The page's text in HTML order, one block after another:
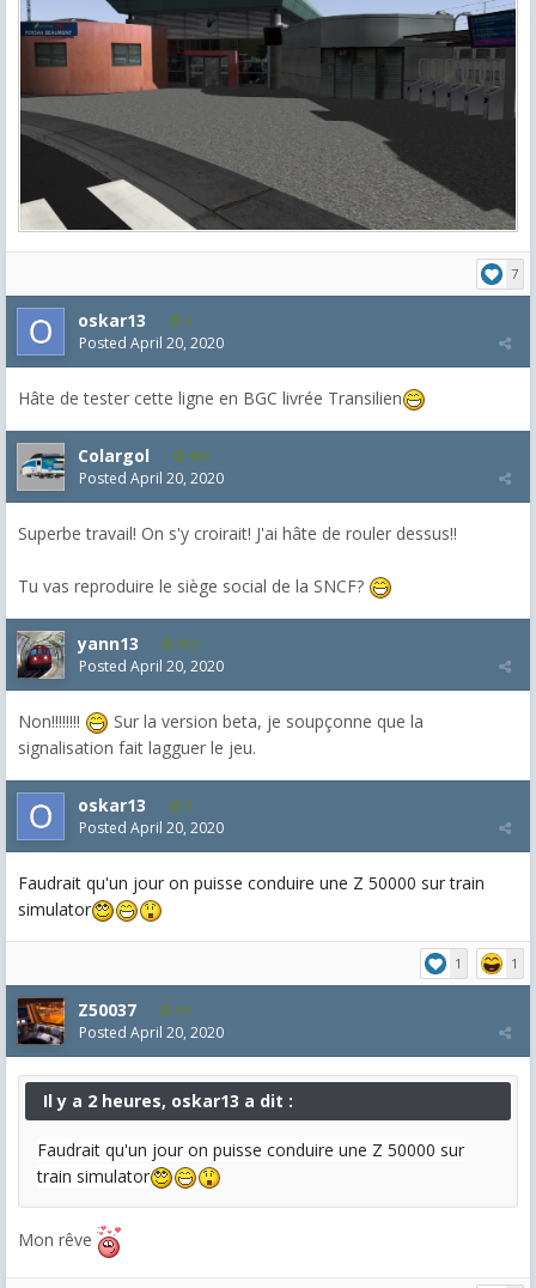
7
oskar13 9
Posted April 20, 2020
Hâte de tester cette ligne en BGC livrée Transilien
Colargol 408
Posted April 20, 2020
Superbe travail! On s'y croirait! J'ai hâte de rouler dessus!!
Tu vas reproduire le siège social de la SNCF?
yann13 950
Posted April 20, 2020
Non!!!!!!!!
Sur la version beta, je soupçonne que la
signalisation fait lagguer le jeu.
oskar13 9
Posted April 20, 2020
Faudrait qu'un jour on puisse conduire une Z 50000 sur train
simulator
1 1
Z50037 90
Posted April 20, 2020
Il y a 2 heures, oskar13 a dit :
Faudrait qu'un jour on puisse conduire une Z 50000 sur
train simulator
Mon rêve